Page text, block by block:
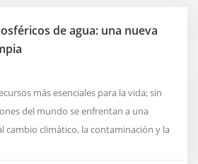
de agua: una nueva
más esenciales para la vida; sin
del mundo se enfrentan a una
cambio climático, la contaminación y la